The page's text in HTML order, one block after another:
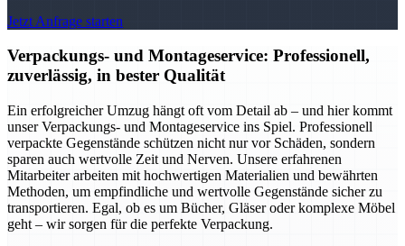
Jetzt Anfrage starten
Verpackungs- und Montageservice: Professionell,
zuverlässig, in bester Qualität
Ein erfolgreicher Umzug hängt oft vom Detail ab – und hier kommt
unser Verpackungs- und Montageservice ins Spiel. Professionell
verpackte Gegenstände schützen nicht nur vor Schäden, sondern
sparen auch wertvolle Zeit und Nerven. Unsere erfahrenen
Mitarbeiter arbeiten mit hochwertigen Materialien und bewährten
Methoden, um empfindliche und wertvolle Gegenstände sicher zu
transportieren. Egal, ob es um Bücher, Gläser oder komplexe Möbel
geht – wir sorgen für die perfekte Verpackung.